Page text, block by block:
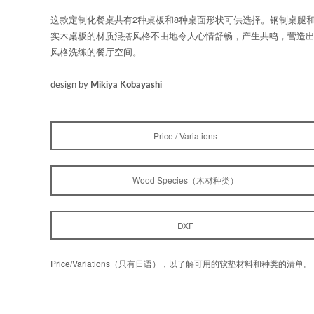
这款定制化餐桌共有2种桌板和8种桌面形状可供选择。钢制桌腿
实木桌板的材质混搭风格不由地令人心情舒畅，产生共鸣，营造出
风格洗练的餐厅空间。
design by Mikiya Kobayashi
Price / Variations
Wood Species（木材种类）
DXF
Price/Variations （只有日语），以了解可用的软垫材料和种类的清单。